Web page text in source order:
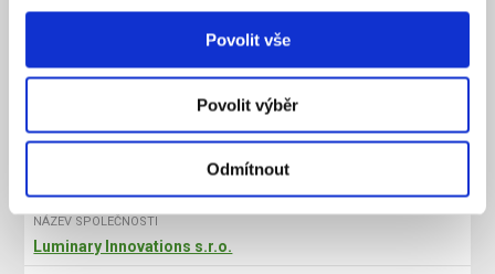
Povolit vše
Povolit výběr
Odmítnout
ZALOŽENO 2025
NÁZEV SPOLEČNOSTI
Luminary Innovations s.r.o.